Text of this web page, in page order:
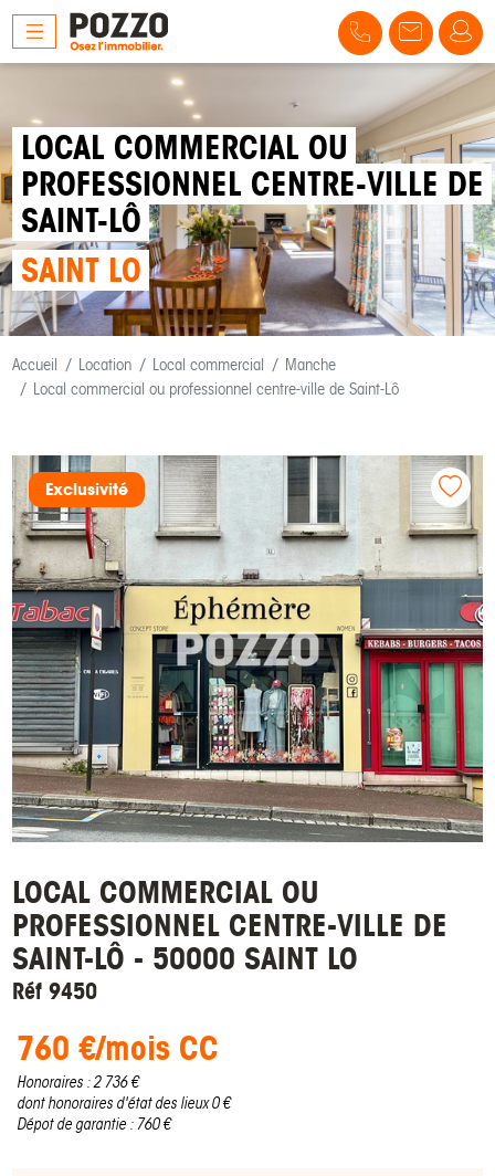
LOCAL COMMERCIAL OU
PROFESSIONNEL CENTRE-VILLE DE
SAINT-LÔ
SAINT LO
Accueil Location Local commercial
Manche
Local commercial ou professionnel centre-ville de Saint-Lô
Exclusivité
LOCAL COMMERCIAL OU
PROFESSIONNEL CENTRE-VILLE DE
SAINT-LÔ - 50000 SAINT LO
Réf 9450
760 €/mois CC
Honoraires : 2 736 €
dont honoraires d'état des lieux 0 €
Dépot de garantie : 760 €